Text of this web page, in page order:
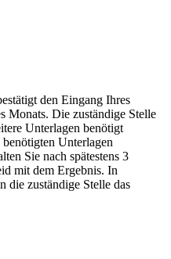
den Eingang Ihres
Monats. Die zuständige Stelle
Unterlagen benötigt
Unterlagen
Sie nach spätestens 3
mit dem Ergebnis. In
die zuständige Stelle das